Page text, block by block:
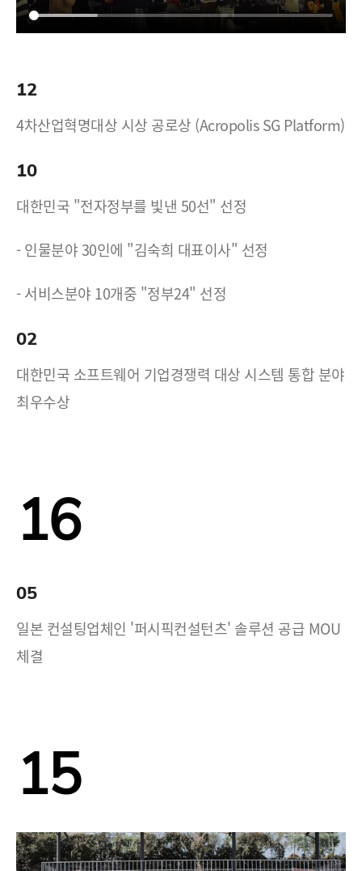
12
4차산업혁명대상 시상 공로상 (Acropolis SG Platform)
10
대한민국 "전자정부를 빛낸 50선" 선정
- 인물분야 30인에 "김숙희 대표이사" 선정
- 서비스분야 10개중 "정부24" 선정
02
대한민국 소프트웨어 기업경쟁력 대상 시스템 통합 분야
최우수상
16
05
일본 컨설팅업체인 '퍼시픽컨설턴츠' 솔루션 공급 MOU
체결
15